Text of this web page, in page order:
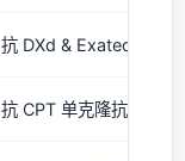
抗 DXd & Exatecan 单
抗 CPT 单克隆抗体